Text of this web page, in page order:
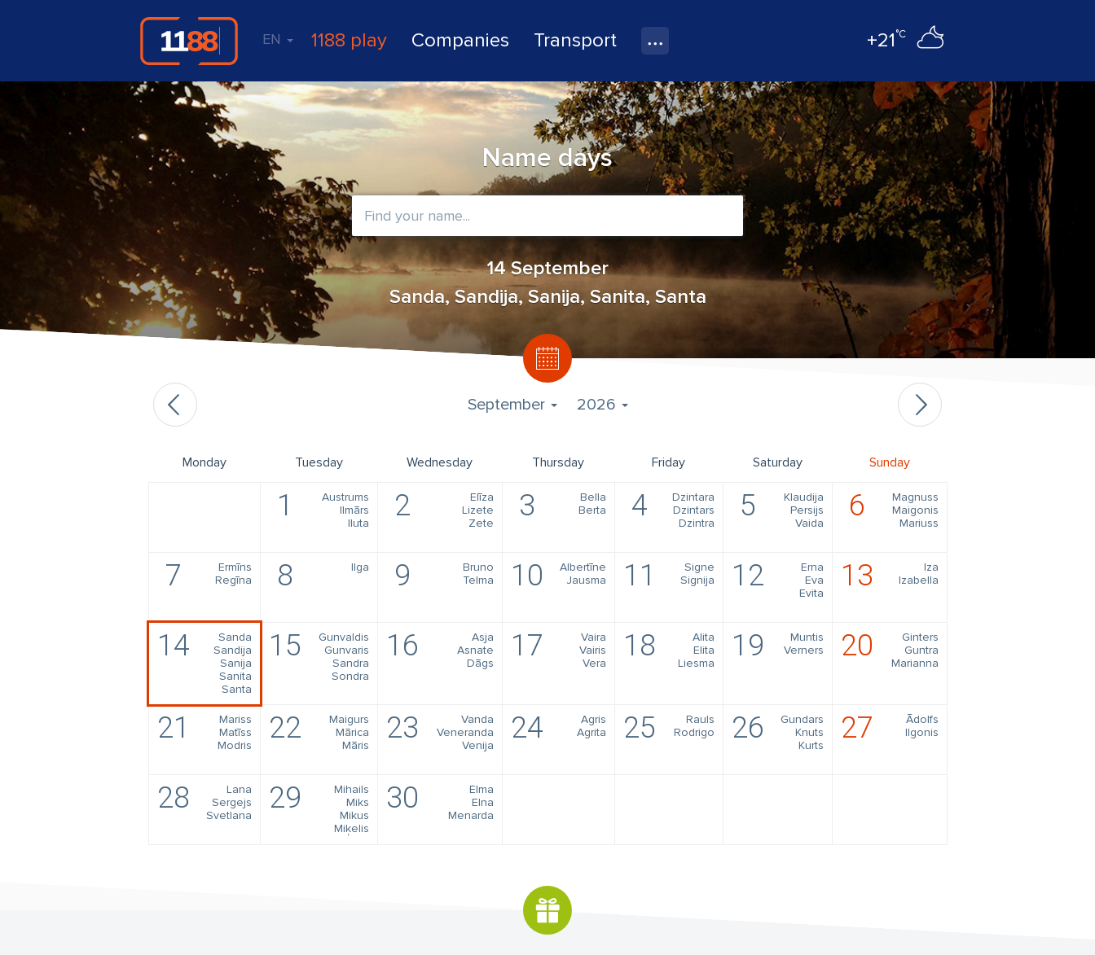
EN 1188 play Companies Transport +21°C
Name days
14 September
Sanda, Sandija, Sanija, Sanita, Santa
September 2026
Monday Tuesday Wednesday Thursday Friday Saturday Sunday
1
Austrums
Ilmārs
Iluta
2
Elīza
Lizete
Zete
3
Bella
Berta
4
Dzintara
Dzintars
Dzintra
5
Klaudija
Persijs
Vaida
6
Magnuss
Maigonis
Mariuss
7
Ermīns
Regīna
8 Ilga 9
Bruno
Telma
10
Albertīne
Jausma
11
Signe
Signija
12
Erna
Eva
Evita
13
Iza
Izabella
14
Sanda
Sandija
Sanija
Sanita
Santa
15
Gunvaldis
Gunvaris
Sandra
Sondra
16
Asja
Asnate
Dāgs
17
Vaira
Vairis
Vera
18
Alita
Elita
Liesma
19
Muntis
Verners
20
Ginters
Guntra
Marianna
21
Mariss
Matīss
Modris
22
Maigurs
Mārica
Māris
23
Vanda
Veneranda
Venija
24
Agris
Agrita
25
Rauls
Rodrigo
26
Gundars
Knuts
Kurts
27
Ādolfs
Ilgonis
28
Lana
Sergejs
Svetlana
29
Mihails
Miks
Mikus
Miķelis
30
Elma
Elna
Menarda